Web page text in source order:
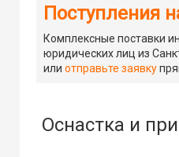
Поступления
Комплексные поставки
юридических лиц из
илиотправьте заявку
Оснастка и